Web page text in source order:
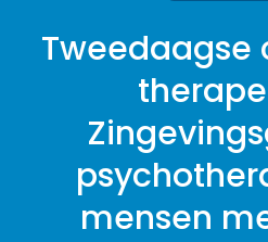
Tweedaagse
mensen